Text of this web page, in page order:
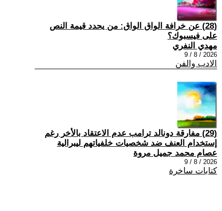
(28) عن خرافة الواق الواق: من يحدد قيمة النص
على فيسبوك؟
مهدي النفري
2026 / 8 / 9
الادب والفن
(29) مفارقة دونالد ترامب عدم الاعتقاد بالأخر رغم
إستخدام العنف ضد شخصيات خلفياتهم ليبرالية
عصام محمد جميل مروة
2026 / 8 / 9
كتابات ساخرة